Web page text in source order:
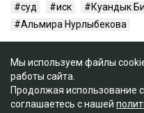
суд иск Куандык
Альмира Нурлыбекова
Мы используем файлы
работы сайта.
Продолжая использование
соглашаетесь с нашей